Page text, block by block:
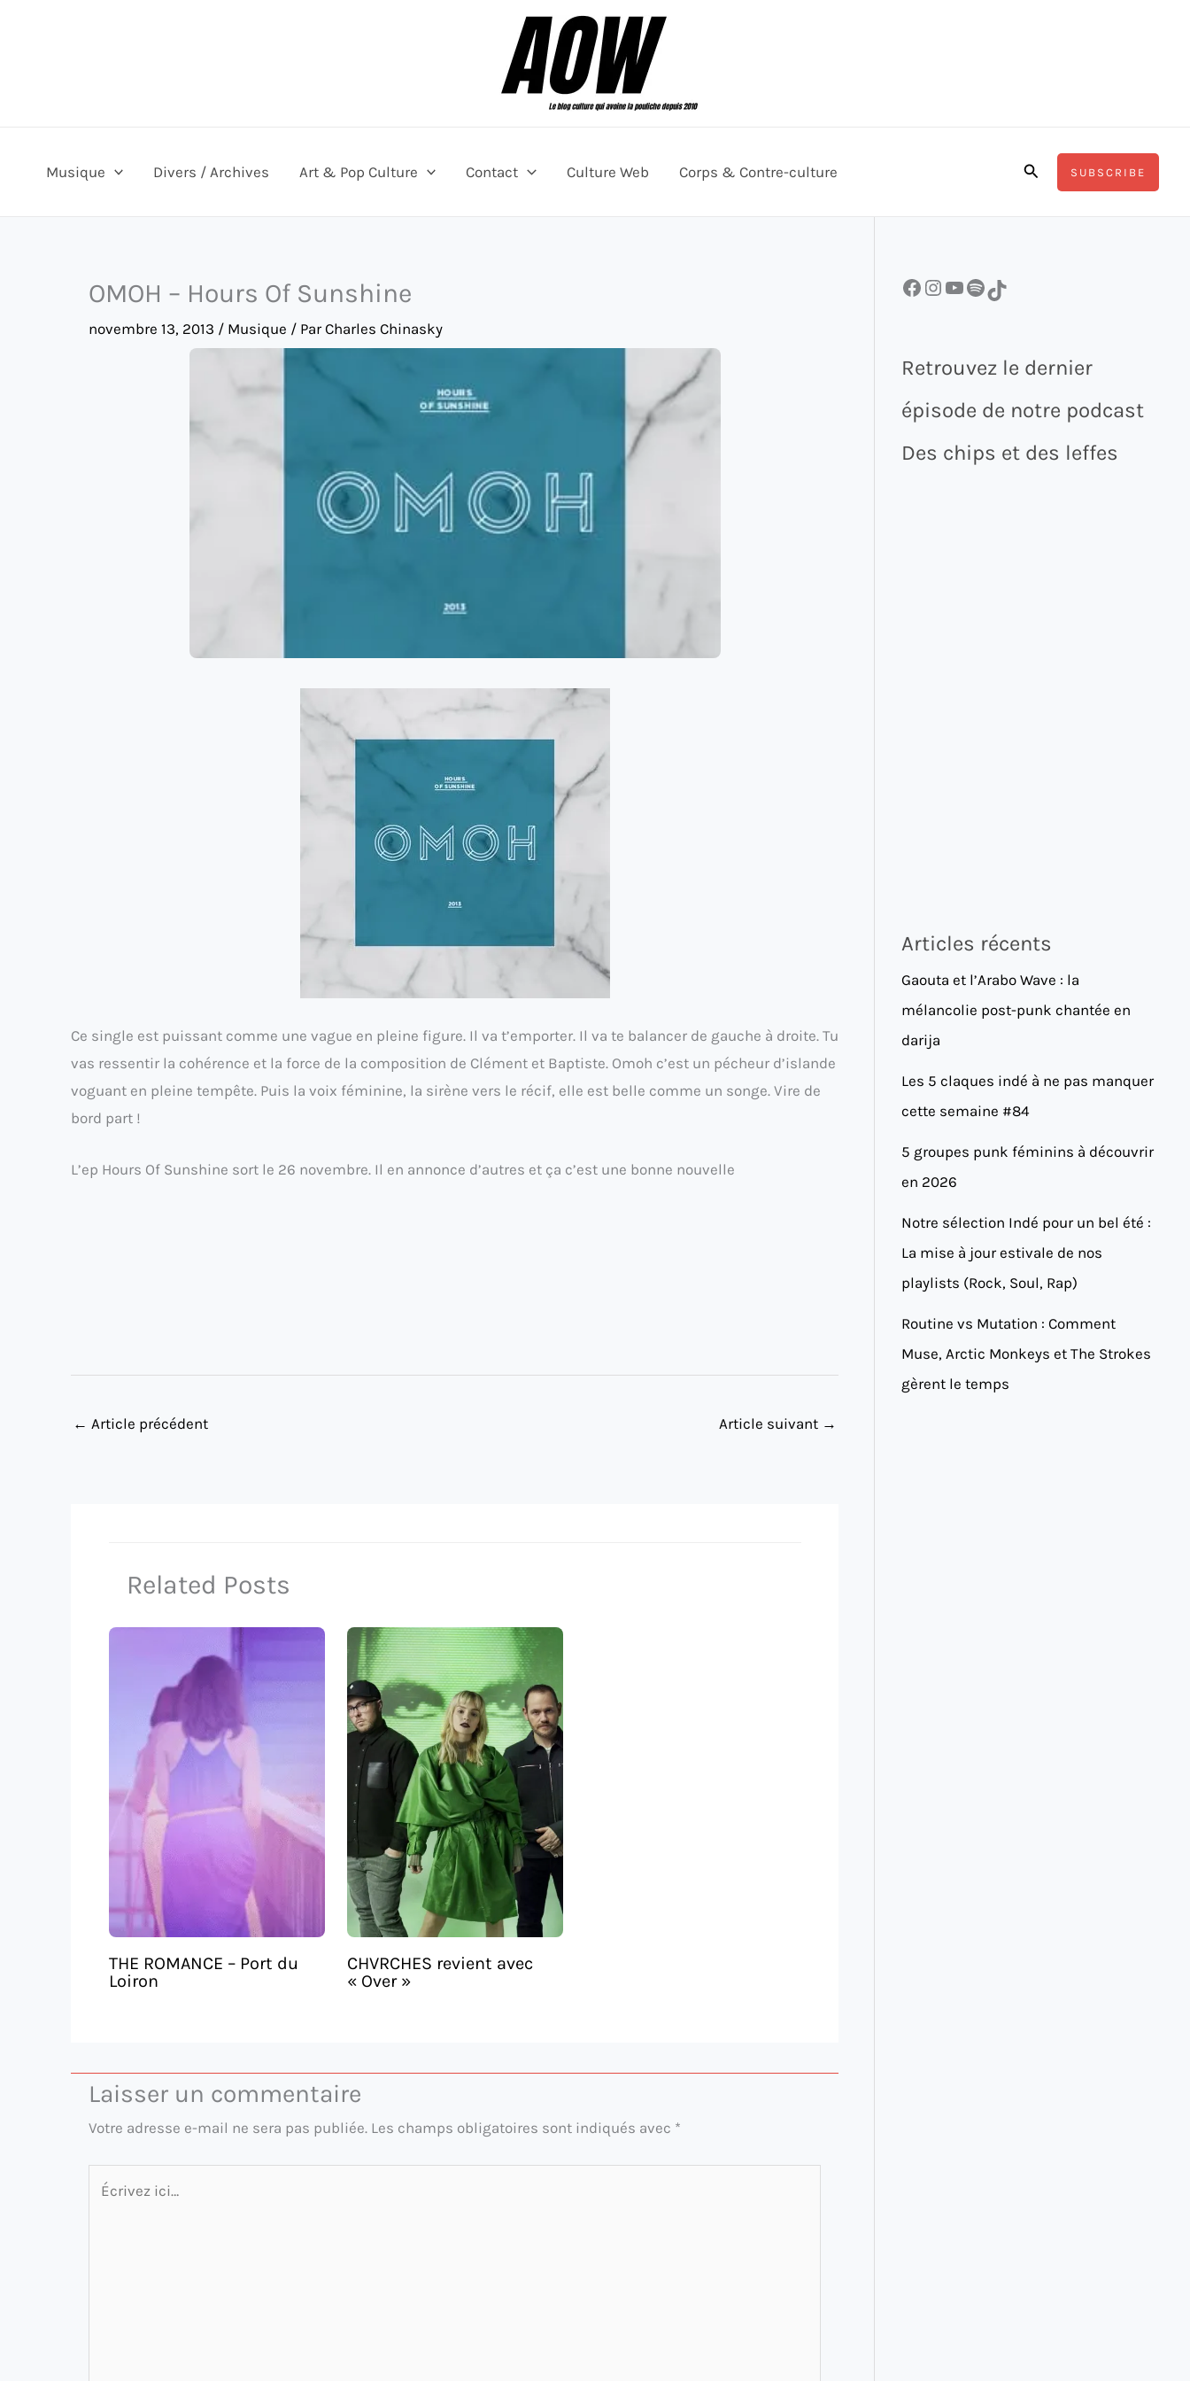
Musique Divers / Archives Art & Pop Culture Contact Culture Web Corps & Contre-culture RechercherSUBSCRIBE
OMOH – Hours Of Sunshine
novembre 13, 2013 / Musique / ParCharles Chinasky
Ce single est puissant comme une vague en pleine figure. Il va t’emporter. Il va te balancer de gauche à droite. Tu
vas ressentir la cohérence et la force de la composition de Clément et Baptiste. Omoh c’est un pécheur d’islande
voguant en pleine tempête. Puis la voix féminine, la sirène vers le récif, elle est belle comme un songe. Vire de
bord part !
L’ep Hours Of Sunshine sort le 26 novembre. Il en annonce d’autres et ça c’est une bonne nouvelle
← Article précédent Article suivant →
Related Posts
THE ROMANCE – Port du
Loiron
CHVRCHES revient avec
« Over »
Laisser un commentaire
Votre adresse e-mail ne sera pas publiée. Les champs obligatoires sont indiqués avec *
Facebook InstagramYouTube Spotify TikTok
Retrouvez le dernier
épisode de notre podcast
Des chips et des leffes
Articles récents
Gaouta et l’Arabo Wave : la
mélancolie post-punk chantée en
darija
Les 5 claques indé à ne pas manquer
cette semaine #84
5 groupes punk féminins à découvrir
en 2026
Notre sélection Indé pour un bel été :
La mise à jour estivale de nos
playlists (Rock, Soul, Rap)
Routine vs Mutation : Comment
Muse, Arctic Monkeys et The Strokes
gèrent le temps